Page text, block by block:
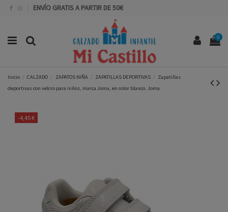
ENVÍO GRATIS A PARTIR DE 50€
0
Inicio CALZADO ZAPATOS NIÑA ZAPATILLAS DEPORTIVAS
Zapatillas
deportivas con velcro para niños, marca Joma, en color blanco. Joma
-4,45 €